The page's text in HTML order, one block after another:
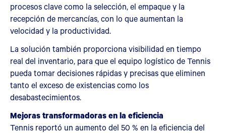
procesos clave como la selección, el empaque y la
recepción de mercancías, con lo que aumentan la
velocidad y la productividad.
La solución también proporciona visibilidad en tiempo
real del inventario, para que el equipo logístico de Tennis
pueda tomar decisiones rápidas y precisas que eliminen
tanto el exceso de existencias como los
desabastecimientos.
Mejoras transformadoras en la eficiencia
Tennis reportó un aumento del 50 % en la eficiencia del